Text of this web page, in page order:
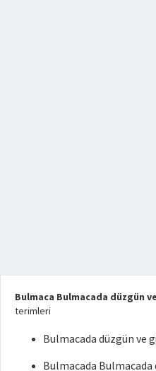
Bulmaca Bulmacada düzgün
terimleri
Bulmacada düzgün ve
Bulmacada